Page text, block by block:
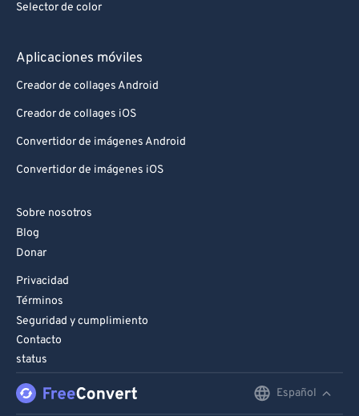
Selector de color
Aplicaciones móviles
Creador de collages Android
Creador de collages iOS
Convertidor de imágenes Android
Convertidor de imágenes iOS
Sobre nosotros
Blog
Donar
Privacidad
Términos
Seguridad y cumplimiento
Contacto
status
Español